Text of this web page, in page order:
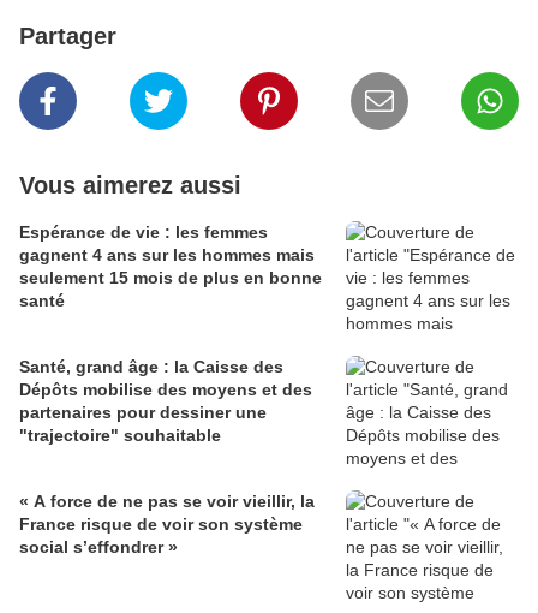
Partager
Vous aimerez aussi
Espérance de vie : les femmes
gagnent 4 ans sur les hommes mais
seulement 15 mois de plus en bonne
santé
Santé, grand âge : la Caisse des
Dépôts mobilise des moyens et des
partenaires pour dessiner une
"trajectoire" souhaitable
« A force de ne pas se voir vieillir, la
France risque de voir son système
social s’effondrer »